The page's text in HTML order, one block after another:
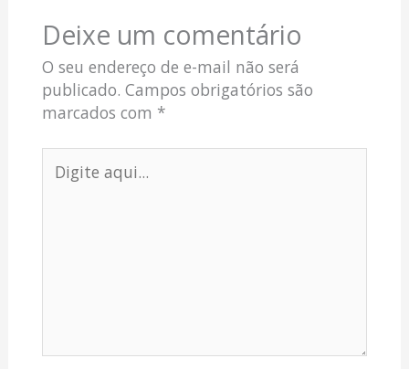
Deixe um comentário
O seu endereço de e-mail não será
publicado. Campos obrigatórios são
marcados com *
aqui...